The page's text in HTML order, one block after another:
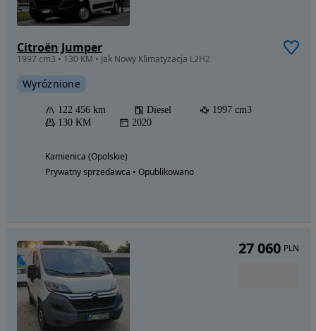
Citroën Jumper
1997 cm3 • 130 KM • Jak Nowy Klimatyzacja L2H2
Wyróżnione
122 456 km Diesel
1997 cm3
130 KM
2020
Kamienica (Opolskie)
Prywatny sprzedawca • Opublikowano
27 060 PLN